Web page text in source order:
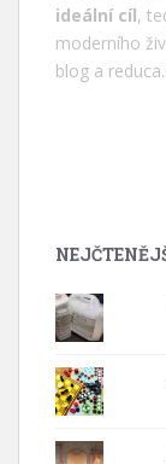
ideální cíl,
moderního
blog a